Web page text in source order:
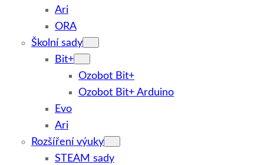
Ari
ORA
Školní sady
Bit+
Ozobot Bit+
Ozobot Bit+ Arduino
Evo
Ari
Rozšíření výuky
STEAM sady